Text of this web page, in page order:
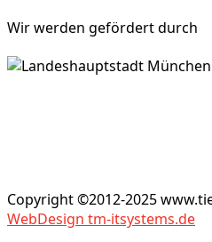
Wir werden gefördert durch
Copyright ©2012-2025
WebDesign tm-itsystems.de